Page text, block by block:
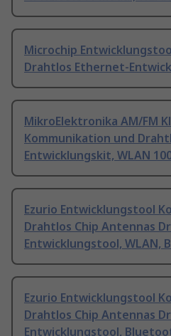
Microchip
Drahtlos Ethernet-
MikroElektronika AM/FM
Kommunikation und
Entwicklungskit, WLAN
Ezurio Entwicklungstool
Drahtlos Chip Antennas
Entwicklungstool, WLAN,
Ezurio Entwicklungstool
Drahtlos Chip Antennas
Entwicklungstool,